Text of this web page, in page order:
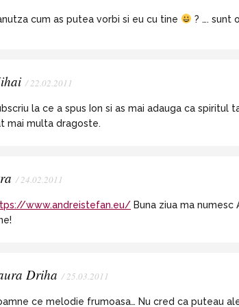
cum as putea vorbi si eu cu tine ? …. sunt
/ 22.02.2011
la ce a spus Ion si as mai adauga ca
mai multa dragoste.
/ 24.02.2011
www.andreistefan.eu/ Buna ziua ma
Driha / 25.03.2011
ce melodie frumoasa… Nu cred ca puteau